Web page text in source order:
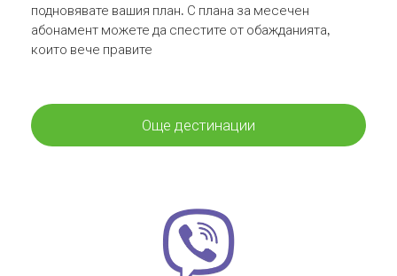
подновявате вашия план. С плана за месечен
абонамент можете да спестите от обажданията,
които вече правите
Още дестинации